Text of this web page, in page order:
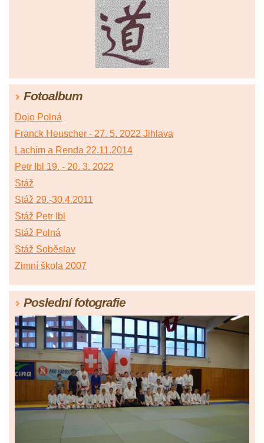
Fotoalbum
Dojo Polná
Franck Heuscher - 27. 5. 2022 Jihlava
Lachim a Renda 22.11.2014
Petr Ibl 19. - 20. 3. 2022
Stáž
Stáž 29.-30.4.2011
Stáž Petr Ibl
Stáž Polná
Stáž Soběslav
Zimní škola 2007
Poslední fotografie